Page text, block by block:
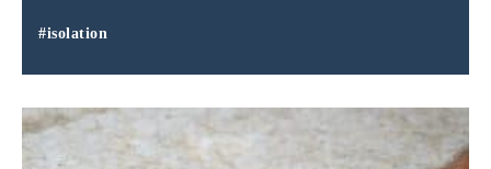
#isolation